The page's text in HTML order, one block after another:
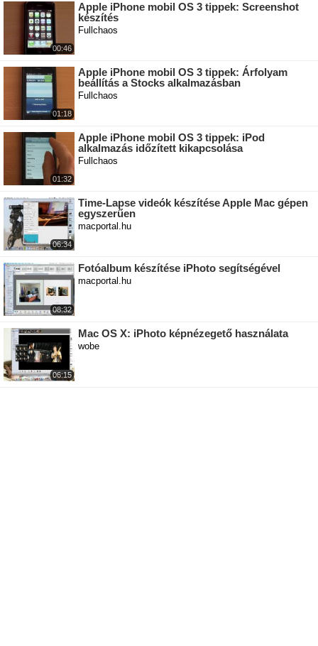
00:46
Apple iPhone mobil OS 3 tippek: Screenshot
készítés
Fullchaos
01:18
Apple iPhone mobil OS 3 tippek: Árfolyam
beállítás a Stocks alkalmazásban
Fullchaos
01:32
Apple iPhone mobil OS 3 tippek: iPod
alkalmazás időzített kikapcsolása
Fullchaos
06:34
Time-Lapse videók készítése Apple Mac gépen
egyszerűen
macportal.hu
08:32
Fotóalbum készítése iPhoto segítségével
macportal.hu
06:15
Mac OS X: iPhoto képnézegető használata
wobe